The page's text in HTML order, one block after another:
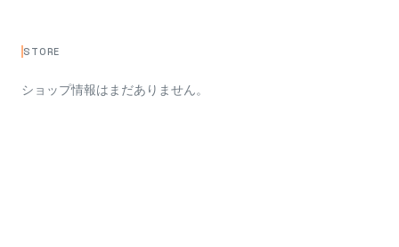
STORE
ショップ情報はまだありません。